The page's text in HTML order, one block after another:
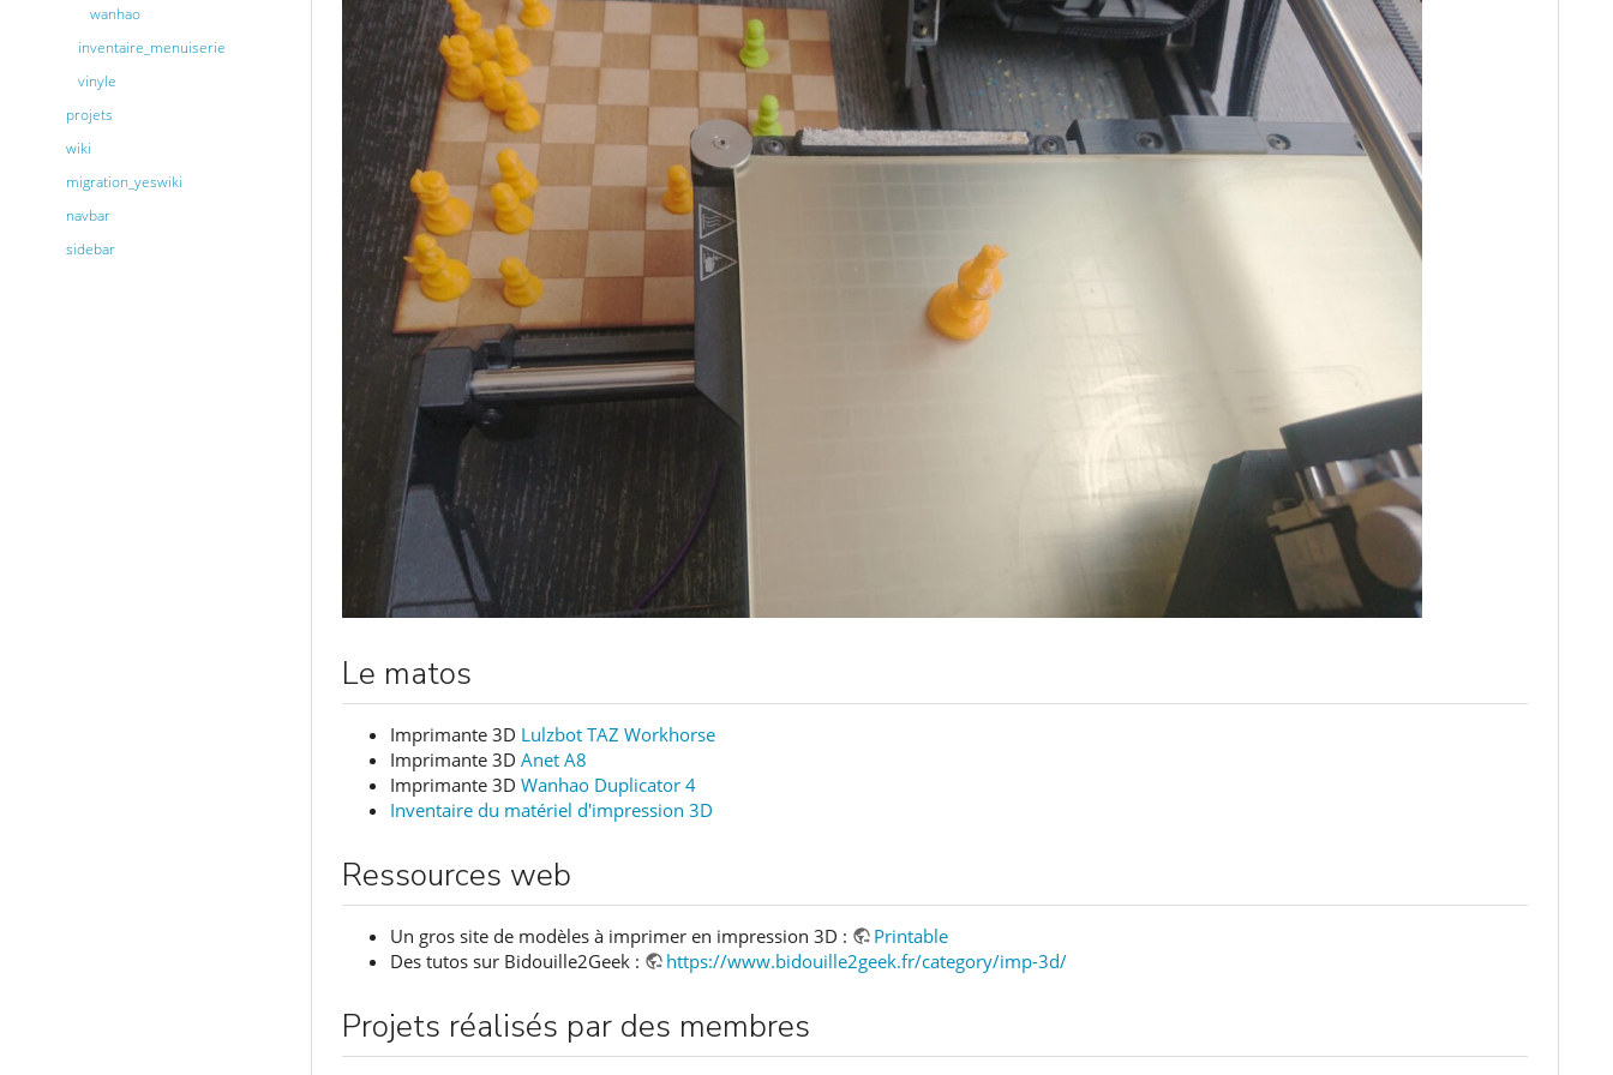
wanhao
inventaire_menuiserie
vinyle
projets
wiki
migration_yeswiki
navbar
sidebar
Le matos
Imprimante 3D Lulzbot TAZ Workhorse
Imprimante 3D Anet A8
Imprimante 3D Wanhao Duplicator 4
Inventaire du matériel d'impression 3D
Ressources web
Un gros site de modèles à imprimer en impression 3D :
Printable
Des tutos sur Bidouille2Geek :
https://www.bidouille2geek.fr/category/imp-3d/
Projets réalisés par des membres